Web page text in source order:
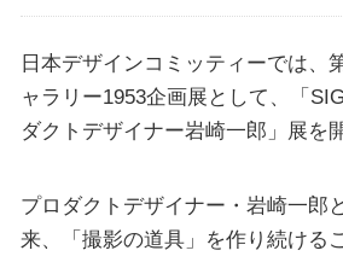
日本デザインコミッティーでは、
ャラリー1953企画展として、「
ダクトデザイナー岩崎一郎」展を
プロダクトデザイナー・岩崎一郎
来、「撮影の道具」を作り続ける